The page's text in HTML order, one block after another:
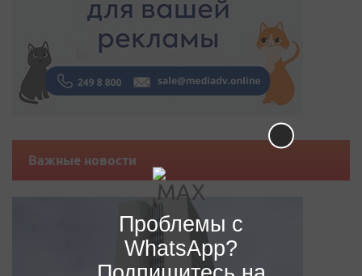
Важные новости
Проблемы с
WhatsApp?